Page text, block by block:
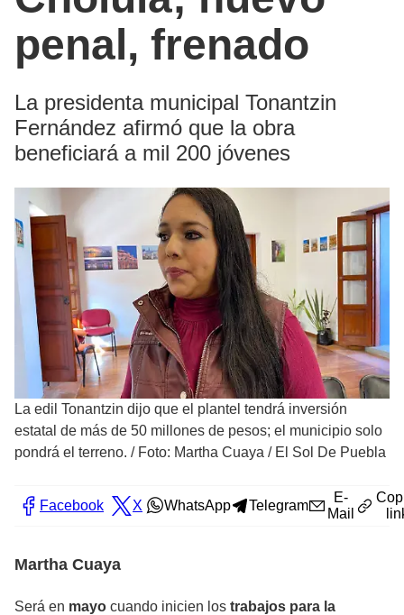
penal, frenado
La presidenta municipal Tonantzin
Fernández afirmó que la obra
beneficiará a mil 200 jóvenes
La edil Tonantzin dijo que el plantel tendrá inversión
estatal de más de 50 millones de pesos; el municipio solo
pondrá el terreno. / Foto: Martha Cuaya / El Sol De Puebla
Facebook X WhatsApp Telegram
E-
Mail
Martha Cuaya
Será en mayo cuando inicien los trabajos para la